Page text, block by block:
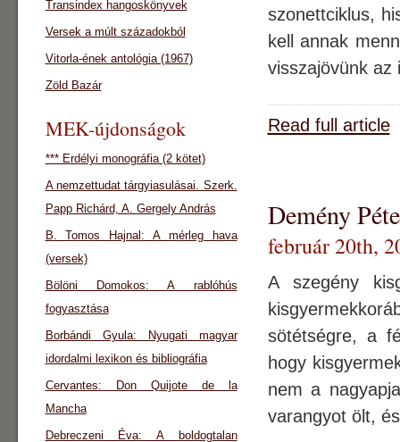
szonettciklus,
kell annak
visszajövünk az
Read full article
Demény
február 20th,
A szegény
sötétségre, a
hogy
nem a
varangyot ölt,
Transindex hangoskönyvek
Versek a múlt századokból
Vitorla-ének antológia (1967)
Zöld Bazár
MEK-újdonságok
*** Erdélyi monográfia (2 kötet)
A nemzettudat tárgyiasulásai. Szerk.
Papp Richárd, A. Gergely András
B. Tomos Hajnal: A mérleg hava
(versek)
Bölöni Domokos: A rablóhús
fogyasztása
Borbándi Gyula: Nyugati magyar
idordalmi lexikon és bibliográfia
Cervantes: Don Quijote de la
Mancha
Debreczeni Éva: A boldogtalan